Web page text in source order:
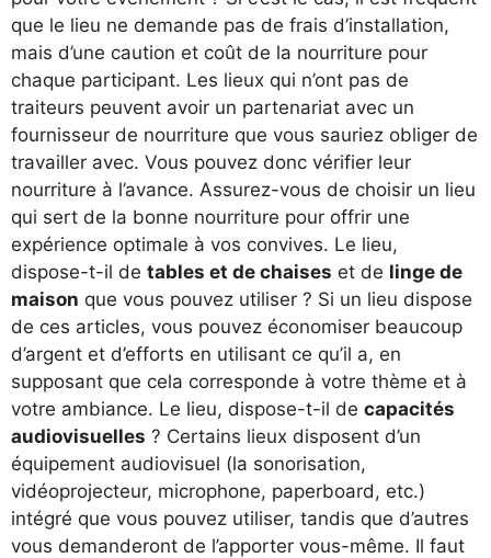
que le lieu ne demande pas de frais d’installation,
mais d’une caution et coût de la nourriture pour
chaque participant. Les lieux qui n’ont pas de
traiteurs peuvent avoir un partenariat avec un
fournisseur de nourriture que vous sauriez obliger de
travailler avec. Vous pouvez donc vérifier leur
nourriture à l’avance. Assurez-vous de choisir un lieu
qui sert de la bonne nourriture pour offrir une
expérience optimale à vos convives. Le lieu,
dispose-t-il de tables et de chaises et de linge de
maison que vous pouvez utiliser ? Si un lieu dispose
de ces articles, vous pouvez économiser beaucoup
d’argent et d’efforts en utilisant ce qu’il a, en
supposant que cela corresponde à votre thème et à
votre ambiance. Le lieu, dispose-t-il de capacités
audiovisuelles ? Certains lieux disposent d’un
équipement audiovisuel (la sonorisation,
vidéoprojecteur, microphone, paperboard, etc.)
intégré que vous pouvez utiliser, tandis que d’autres
vous demanderont de l’apporter vous-même. Il faut